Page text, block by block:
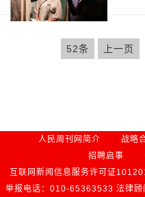
52条 上一页
人民周刊网简介 战略
招聘启事
互联网新闻信息服务许可证
举报电话：010-65363533 法律顾